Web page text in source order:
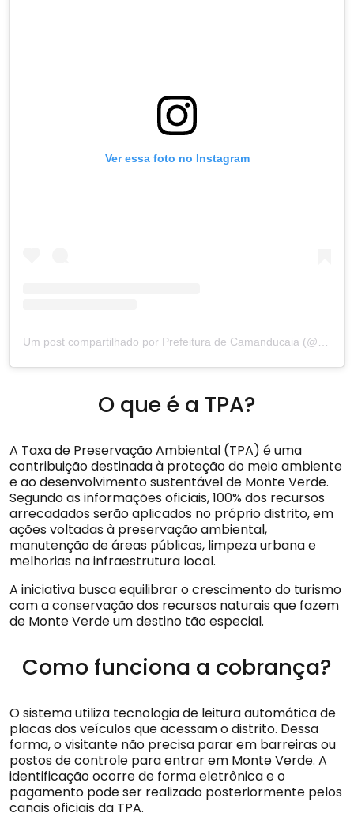
Ver essa foto no Instagram
O que é a TPA?
A Taxa de Preservação Ambiental (TPA) é uma
contribuição destinada à proteção do meio ambiente
e ao desenvolvimento sustentável de Monte Verde.
Segundo as informações oficiais, 100% dos recursos
arrecadados serão aplicados no próprio distrito, em
ações voltadas à preservação ambiental,
manutenção de áreas públicas, limpeza urbana e
melhorias na infraestrutura local.
A iniciativa busca equilibrar o crescimento do turismo
com a conservação dos recursos naturais que fazem
de Monte Verde um destino tão especial.
Como funciona a cobrança?
O sistema utiliza tecnologia de leitura automática de
placas dos veículos que acessam o distrito. Dessa
forma, o visitante não precisa parar em barreiras ou
postos de controle para entrar em Monte Verde. A
identificação ocorre de forma eletrônica e o
pagamento pode ser realizado posteriormente pelos
canais oficiais da TPA.